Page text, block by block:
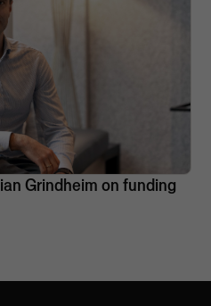
Grindheim on funding